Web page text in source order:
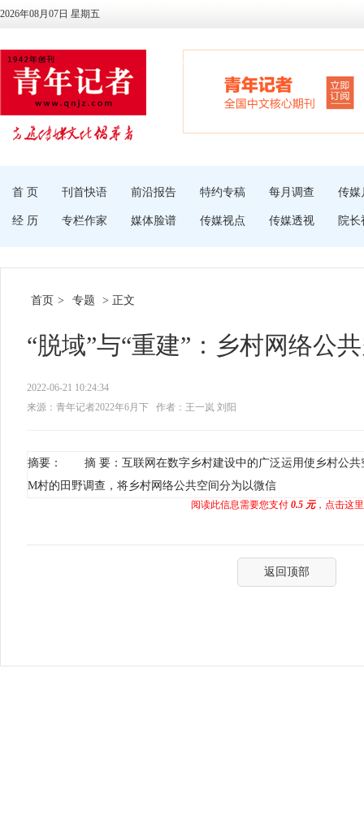
2026年08月07日 星期五
首 页 刊首快语 前沿报告 特约专稿 每月调查 传媒
经 历 专栏作家 媒体脸谱 传媒视点 传媒透视 院长
首页 > 专题 > 正文
“脱域”与“重建”：乡村网络公
2022-06-21 10:24:34
来源：青年记者2022年6月下
作者：王一岚 刘阳
摘要： 摘 要：互联网在数字乡村建设中的广泛运用使乡村公共
M村的田野调查，将乡村网络公共空间分为以微信
阅读此信息需要您支付 0.5 元，点击这
返回顶部